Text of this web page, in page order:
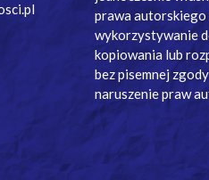
prawa autorskiego
wykorzystywanie
kopiowania lub
bez pisemnej
naruszenie praw